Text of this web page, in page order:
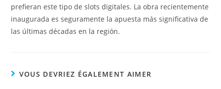
prefieran este tipo de slots digitales. La obra recientemente
inaugurada es seguramente la apuesta más significativa de
las últimas décadas en la región.
VOUS DEVRIEZ ÉGALEMENT AIMER